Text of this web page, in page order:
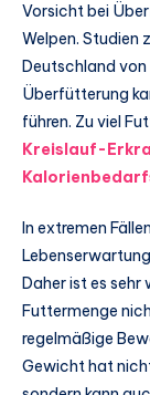
Vorsicht bei
Welpen. Studien
Deutschland
Überfütterung
führen. Zu viel
Kreislauf-
In extremen
Daher ist es
Futtermenge
regelmäßige
Gewicht hat